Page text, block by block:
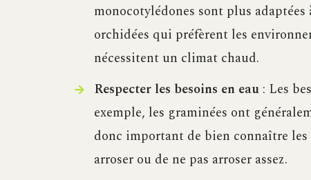
monocotylédones sont plus
orchidées qui préfèrent les
nécessitent un climat chaud.
Respecter les besoins en eau: Les
exemple, les graminées ont
donc important de bien connaître
arroser ou de ne pas arroser assez.